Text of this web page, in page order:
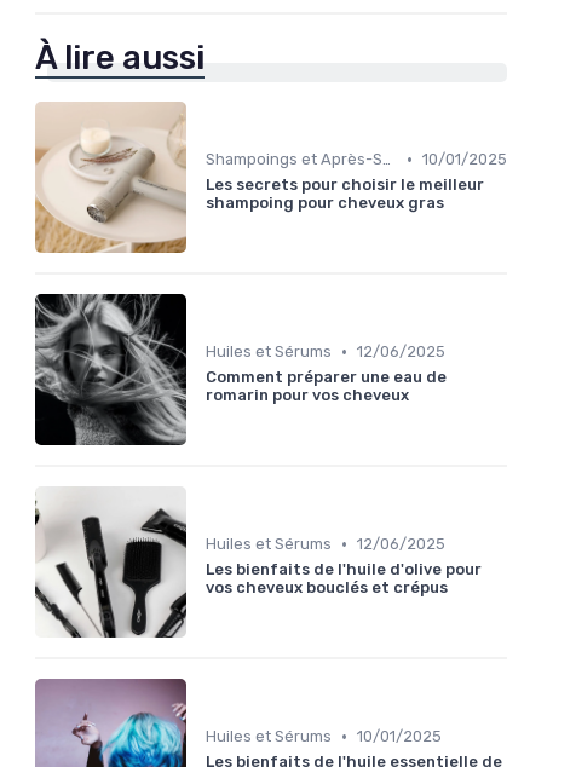
À lire aussi
Shampoings et Après-Shampoings • 10/01/2025
Les secrets pour choisir le meilleur
shampoing pour cheveux gras
Huiles et Sérums • 12/06/2025
Comment préparer une eau de
romarin pour vos cheveux
Huiles et Sérums • 12/06/2025
Les bienfaits de l'huile d'olive pour
vos cheveux bouclés et crépus
Huiles et Sérums • 10/01/2025
Les bienfaits de l'huile essentielle de